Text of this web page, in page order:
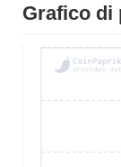
Grafico di